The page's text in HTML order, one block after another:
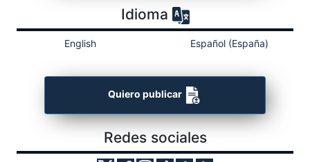
Idioma
English Español (España)
Quiero publicar
Redes sociales